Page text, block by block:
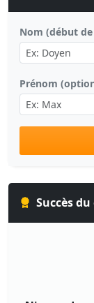
Nom (début
Prénom
Succès